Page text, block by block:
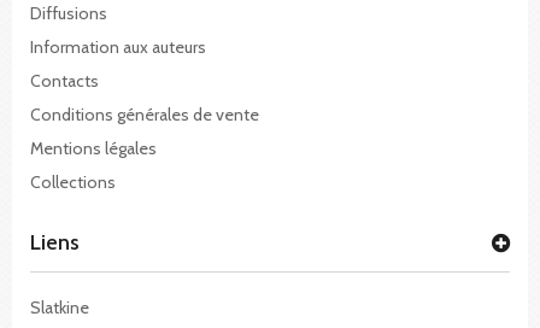
Diffusions
Information aux auteurs
Contacts
Conditions générales de vente
Mentions légales
Collections
Liens
Slatkine